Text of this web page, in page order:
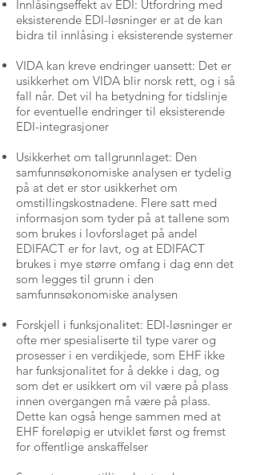
Innlåsingseffekt av EDI: Utfordring med
eksisterende EDI-løsninger er at de kan
bidra til innlåsing i eksisterende systemer
VIDA kan kreve endringer uansett: Det er
usikkerhet om VIDA blir norsk rett, og i så
fall når. Det vil ha betydning for tidslinje
for eventuelle endringer til eksisterende
EDI-integrasjoner
Usikkerhet om tallgrunnlaget: Den
samfunnsøkonomiske analysen er tydelig
på at det er stor usikkerhet om
omstillingskostnadene. Flere satt med
informasjon som tyder på at tallene som
som brukes i lovforslaget på andel
EDIFACT er for lavt, og at EDIFACT
brukes i mye større omfang i dag enn det
som legges til grunn i den
samfunnsøkonomiske analysen
Forskjell i funksjonalitet: EDI-løsninger er
ofte mer spesialiserte til type varer og
prosesser i en verdikjede, som EHF ikke
har funksjonalitet for å dekke i dag, og
som det er usikkert om vil være på plass
innen overgangen må være på plass.
Dette kan også henge sammen med at
EHF foreløpig er utviklet først og fremst
for offentlige anskaffelser